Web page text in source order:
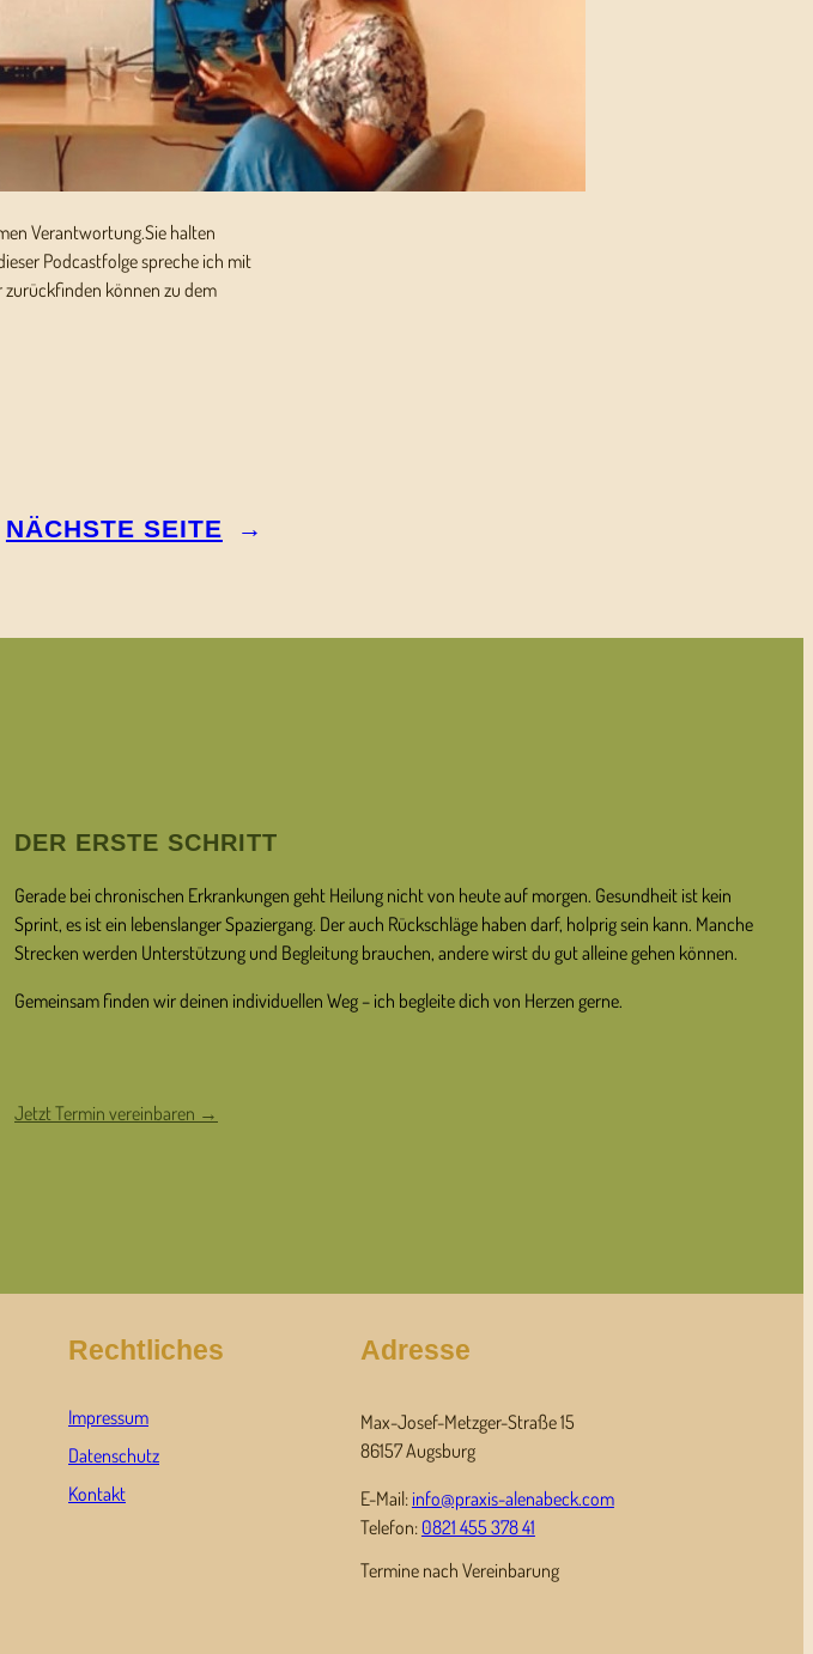
Verantwortung.Sie halten
Podcastfolge spreche ich mit
zurückfinden können zu dem
NÄCHSTE SEITE →
DER ERSTE SCHRITT
Gerade bei chronischen Erkrankungen geht Heilung nicht von heute auf morgen. Gesundheit ist kein
Sprint, es ist ein lebenslanger Spaziergang. Der auch Rückschläge haben darf, holprig sein kann. Manche
Strecken werden Unterstützung und Begleitung brauchen, andere wirst du gut alleine gehen können.
Gemeinsam finden wir deinen individuellen Weg – ich begleite dich von Herzen gerne.
Jetzt Termin vereinbaren →
Rechtliches
Impressum
Datenschutz
Kontakt
Adresse
Max-Josef-Metzger-Straße 15
86157 Augsburg
E-Mail: info@praxis-alenabeck.com
Telefon: 0821 455 378 41
Termine nach Vereinbarung